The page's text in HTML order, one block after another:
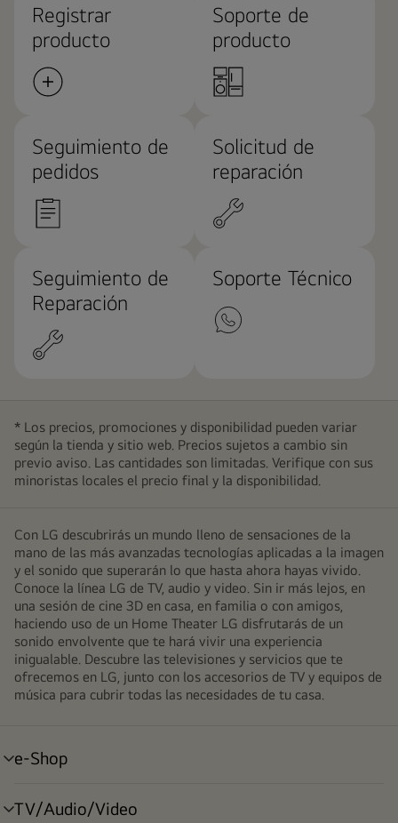
Registrar
producto
Soporte de
producto
Seguimiento de
pedidos
Solicitud de
reparación
Seguimiento de
Reparación
Soporte Técnico
* Los precios, promociones y disponibilidad pueden variar
según la tienda y sitio web. Precios sujetos a cambio sin
previo aviso. Las cantidades son limitadas. Verifique con sus
minoristas locales el precio final y la disponibilidad.
Con LG descubrirás un mundo lleno de sensaciones de la
mano de las más avanzadas tecnologías aplicadas a la imagen
y el sonido que superarán lo que hasta ahora hayas vivido.
Conoce la línea LG de TV, audio y video. Sin ir más lejos, en
una sesión de cine 3D en casa, en familia o con amigos,
haciendo uso de un Home Theater LG disfrutarás de un
sonido envolvente que te hará vivir una experiencia
inigualable. Descubre las televisiones y servicios que te
ofrecemos en LG, junto con los accesorios de TV y equipos de
música para cubrir todas las necesidades de tu casa.
e-Shop
alternar
TV/Audio/Video
alternar